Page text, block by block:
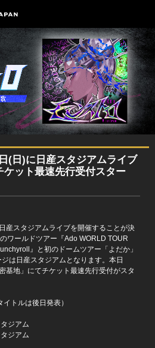
(日)に日産スタジアムライブ
ケット最速先行受付スター
産スタジアムライブを開催することが決
ワールドツアー『Ado WORLD TOUR
』と初のドームツアー「よだか」
は日産スタジアムとなります。本日
基地」にてチケット最速先行受付がスタ
トルは後日発表）
ジアム
ジアム